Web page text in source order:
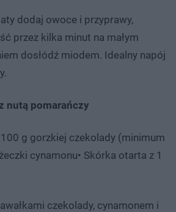
dodaj owoce i przyprawy,
przez kilka minut na małym
dosłódź miodem. Idealny napój
nutą pomarańczy
100 g gorzkiej czekolady (minimum
cynamonu• Skórka otarta z 1
czekolady, cynamonem i